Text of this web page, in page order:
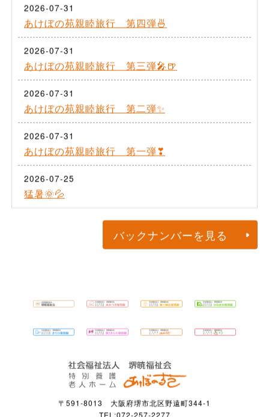
2026-07-31
あけぼの苑親睦旅行 第四弾🍜
2026-07-31
あけぼの苑親睦旅行 第三弾🎤🍺
2026-07-31
あけぼの苑親睦旅行 第二弾✨
2026-07-31
あけぼの苑親睦旅行 第一弾❣
2026-07-25
猛暑🌞💦
バックナンバーを見る
〒591-8013 大阪府堺市北区野遠町344-1